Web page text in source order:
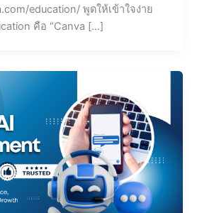
education/ พูดให้เข้าใจง่าย
คือ “Canva […]